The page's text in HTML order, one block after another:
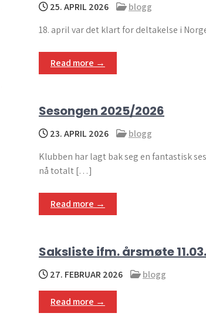
25. APRIL 2026
blogg
18. april var det klart for deltakelse i
Read more →
Sesongen 2025/2026
23. APRIL 2026
blogg
Klubben har lagt bak seg en fantastisk
nå totalt […]
Read more →
Saksliste ifm. årsmøte
27. FEBRUAR 2026 blogg
Read more →